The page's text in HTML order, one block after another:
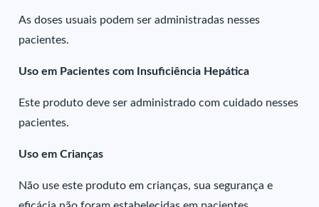
As doses usuais podem ser administradas nesses
pacientes.
Uso em Pacientes com Insuficiência Hepática
Este produto deve ser administrado com cuidado nesses
pacientes.
Uso em Crianças
Não use este produto em crianças, sua segurança e